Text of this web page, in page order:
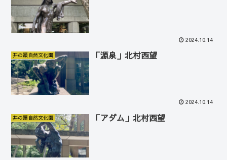
2024.10.14
井の頭自然文化園 「源泉」北村西望
2024.10.14
井の頭自然文化園 「アダム」北村西望